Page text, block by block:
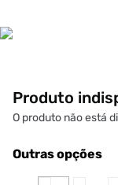
Produto
O produto não está
Outras opções